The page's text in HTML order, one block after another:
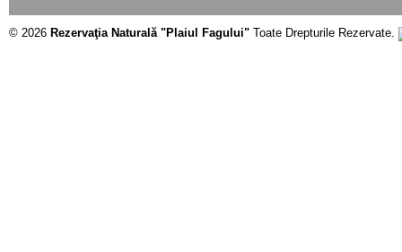
© 2026 Rezervaţia Naturală "Plaiul Fagului" Toate Drepturile Rezervate.